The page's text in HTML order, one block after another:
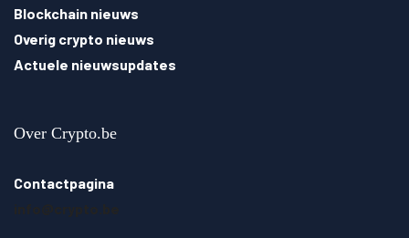
Blockchain nieuws
Overig crypto nieuws
Actuele nieuwsupdates
Over Crypto.be
Contactpagina